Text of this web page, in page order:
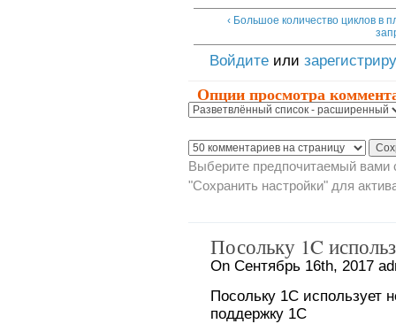
‹ Большое количество циклов в
Войдитеили
Опции просмотра
Выберите предпочитаемый вами
"Сохранить настройки" для
Посольку 1C
On Сентябрь 16th, 2017
Посольку 1C использует
поддержку 1C